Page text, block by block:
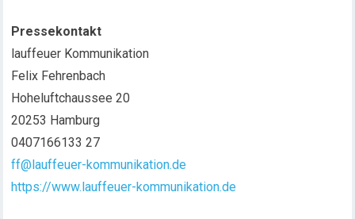
Pressekontakt
lauffeuer Kommunikation
Felix Fehrenbach
Hoheluftchaussee 20
20253 Hamburg
0407166133 27
ff@lauffeuer-kommunikation.de
https://www.lauffeuer-kommunikation.de